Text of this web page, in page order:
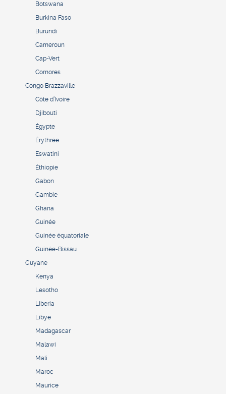
Botswana
Burkina Faso
Burundi
Cameroun
Cap-Vert
Comores
Congo Brazzaville
Côte d’Ivoire
Djibouti
Égypte
Érythrée
Eswatini
Éthiopie
Gabon
Gambie
Ghana
Guinée
Guinée équatoriale
Guinée-Bissau
Guyane
Kenya
Lesotho
Liberia
Libye
Madagascar
Malawi
Mali
Maroc
Maurice